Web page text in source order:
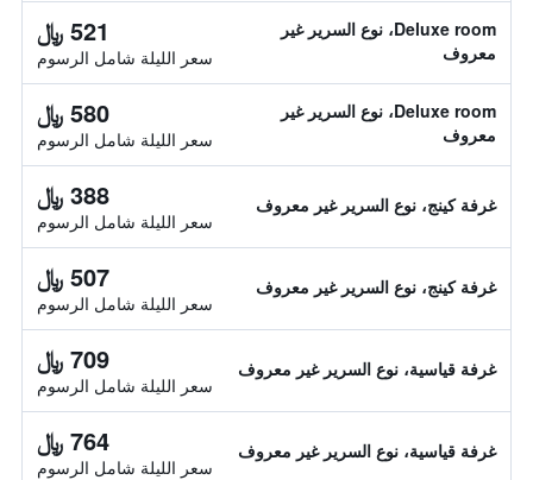
Deluxe room، نوع السرير غير
معروف
521 ﷼
سعر الليلة شامل الرسوم
Deluxe room، نوع السرير غير
معروف
580 ﷼
سعر الليلة شامل الرسوم
غرفة كينج، نوع السرير غير معروف 388 ﷼
سعر الليلة شامل الرسوم
غرفة كينج، نوع السرير غير معروف 507 ﷼
سعر الليلة شامل الرسوم
غرفة قياسية، نوع السرير غير معروف 709 ﷼
سعر الليلة شامل الرسوم
غرفة قياسية، نوع السرير غير معروف 764 ﷼
سعر الليلة شامل الرسوم